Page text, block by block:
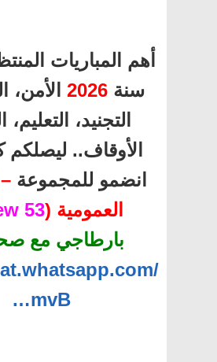
أهم المباريات
سنة 2026 الأمن،
التجنيد،
الأوقاف..
انضمو للمجموعة
العمومية (53 New
بارطاجي مع
…mvB